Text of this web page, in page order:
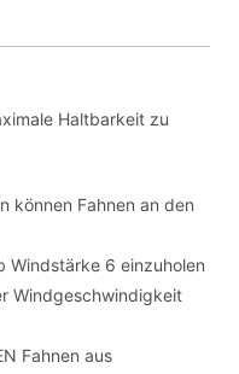
Haltbarkeit zu
können Fahnen an den
Windstärke 6 einzuholen
Windgeschwindigkeit
Fahnen aus